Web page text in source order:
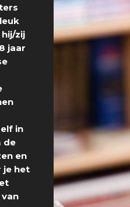
zij
jaar
in
de
en
je het